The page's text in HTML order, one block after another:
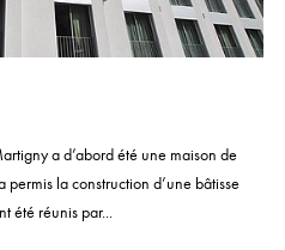
a d’abord été une maison de
la construction d’une bâtisse
été réunis par...